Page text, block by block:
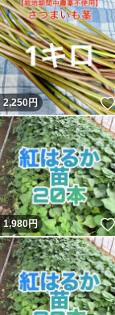
2,250円
1,980円